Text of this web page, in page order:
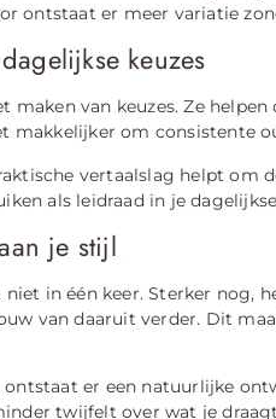
ontstaat er meer variatie
keuzes
maken van keuzes. Ze
makkelijker om consistente
vertaalslag helpt om
als leidraad in je
je stijl
niet in één keer. Sterker
van daaruit verder. Dit
er een natuurlijke
twijfelt over wat je